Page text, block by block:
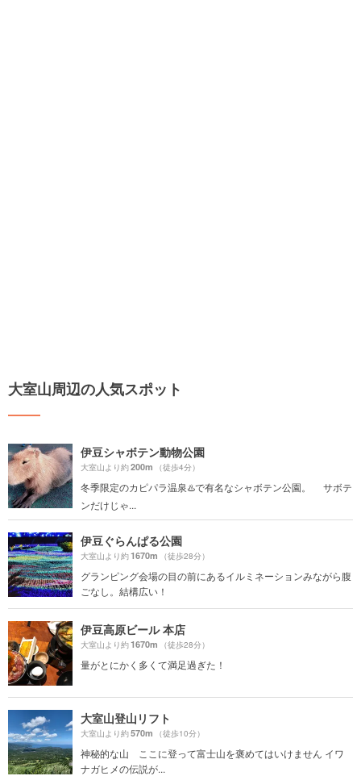
大室山周辺の人気スポット
伊豆シャボテン動物公園
大室山より約200m （徒歩4分）
冬季限定のカピパラ温泉♨️で有名なシャボテン公園。 サボテ
ンだけじゃ...
伊豆ぐらんぱる公園
大室山より約1670m （徒歩28分）
グランピング会場の目の前にあるイルミネーションみながら腹
ごなし。結構広い！
伊豆高原ビール 本店
大室山より約1670m （徒歩28分）
量がとにかく多くて満足過ぎた！
大室山登山リフト
大室山より約570m （徒歩10分）
神秘的な山 ここに登って富士山を褒めてはいけません イワ
ナガヒメの伝説が...